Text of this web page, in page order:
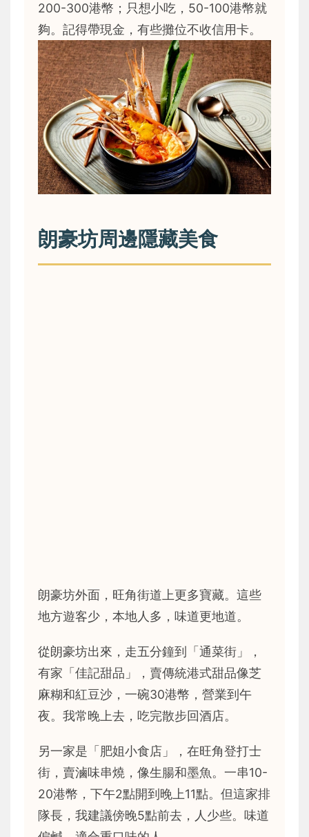
200-300港幣；只想小吃，50-100港幣就
夠。記得帶現金，有些攤位不收信用卡。
朗豪坊周邊隱藏美食
朗豪坊外面，旺角街道上更多寶藏。這些
地方遊客少，本地人多，味道更地道。
從朗豪坊出來，走五分鐘到「通菜街」，
有家「佳記甜品」，賣傳統港式甜品像芝
麻糊和紅豆沙，一碗30港幣，營業到午
夜。我常晚上去，吃完散步回酒店。
另一家是「肥姐小食店」，在旺角登打士
街，賣滷味串燒，像生腸和墨魚。一串10-
20港幣，下午2點開到晚上11點。但這家排
隊長，我建議傍晚5點前去，人少些。味道